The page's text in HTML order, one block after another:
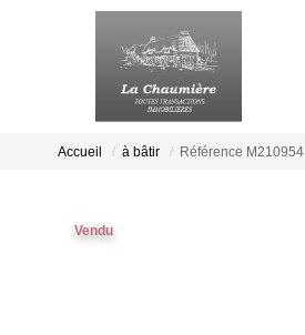
Accueil à bâtir Référence M210954
Vendu